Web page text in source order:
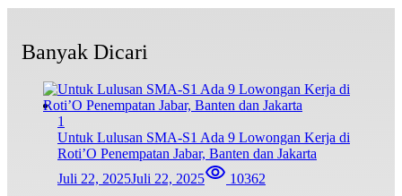
Banyak Dicari
1
Untuk Lulusan SMA-S1 Ada 9 Lowongan Kerja di
Roti’O Penempatan Jabar, Banten dan Jakarta
Juli 22, 2025Juli 22, 2025 10362